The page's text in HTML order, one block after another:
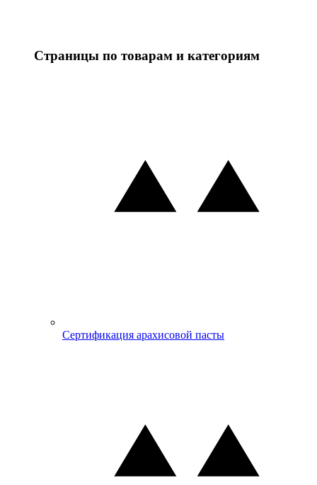
Страницы по товарам и категориям
Сертификация арахисовой пасты